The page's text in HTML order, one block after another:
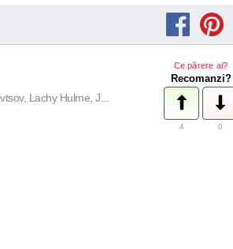
Lachy Hulme, J...
Ce părere ai?
Recomanzi?
4 0